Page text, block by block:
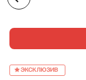
ЭКСКЛЮЗИВ